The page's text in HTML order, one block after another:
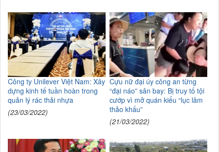
Công ty Unilever Việt Nam: Xây
dựng kinh tế tuần hoàn trong
quản lý rác thải nhựa
(23/03/2022)
Cựu nữ đại úy công an từng
“đại náo” sân bay: Bị truy tố tội
cướp vì mở quán kiểu “lục lâm
thảo khấu”
(21/03/2022)